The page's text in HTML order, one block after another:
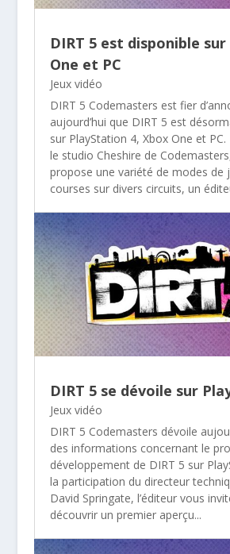
DIRT 5 est disponible sur
One et PC
Jeux vidéo
DIRT 5 Codemasters est fier
aujourd’hui que DIRT 5 est
sur PlayStation 4, Xbox One et
le studio Cheshire de
propose une variété de modes de
courses sur divers circuits, un
DIRT 5 se dévoile sur
Jeux vidéo
DIRT 5 Codemasters dévoile
des informations concernant le
développement de DIRT 5 sur
la participation du directeur
David Springate, l’éditeur vous
découvrir un premier aperçu...